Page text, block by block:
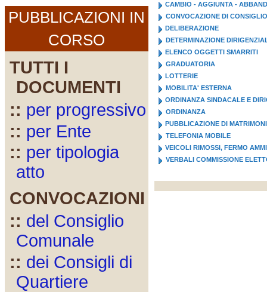
PUBBLICAZIONI IN
CORSO
TUTTI I
DOCUMENTI
:: per progressivo
:: per Ente
:: per tipologia
atto
CONVOCAZIONI
:: del Consiglio
Comunale
:: dei Consigli di
Quartiere
CAMBIO - AGGIUNTA -
CONVOCAZIONE DI CONSIGLIO
DELIBERAZIONE
DETERMINAZIONE
ELENCO OGGETTI SMARRITI
GRADUATORIA
LOTTERIE
MOBILITA' ESTERNA
ORDINANZA SINDACALE E
ORDINANZA
PUBBLICAZIONE DI
TELEFONIA MOBILE
VEICOLI RIMOSSI, FERMO
VERBALI COMMISSIONE